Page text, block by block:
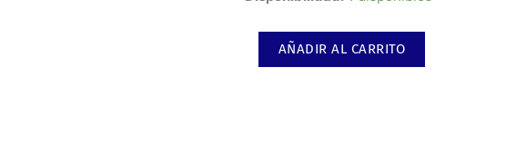
AÑADIR AL CARRITO